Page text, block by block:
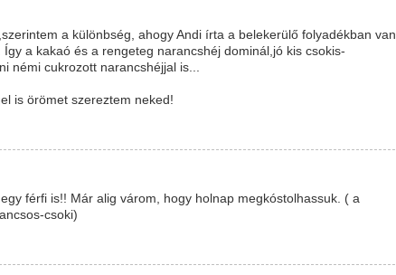
a különbség, ahogy Andi írta a belekerülő folyadékban van
a kakaó és a rengeteg narancshéj dominál,jó kis csokis-
némi cukrozott narancshéjjal is...
is örömet szereztem neked!
férfi is!! Már alig várom, hogy holnap megkóstolhassuk. ( a
csoki)